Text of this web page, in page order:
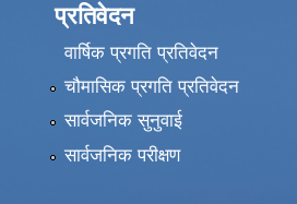
प्रतिवेदन
वार्षिक प्रगति प्रतिवेदन
चौमासिक प्रगति प्रतिवेदन
सार्वजनिक सुनुवाई
सार्वजनिक परीक्षण